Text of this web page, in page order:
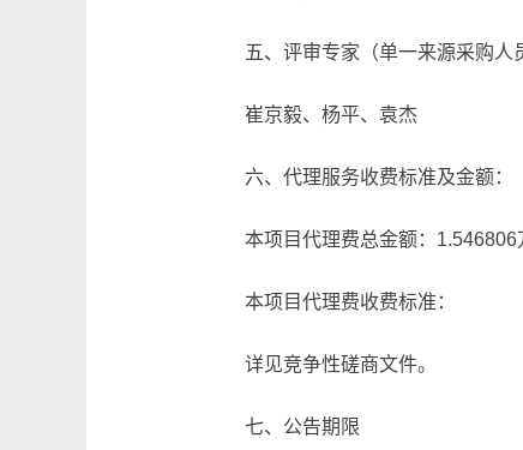
五、评审专家（单一来源采购人
崔京毅、杨平、袁杰
六、代理服务收费标准及金额：
本项目代理费总金额：1.546806
本项目代理费收费标准：
详见竞争性磋商文件。
七、公告期限